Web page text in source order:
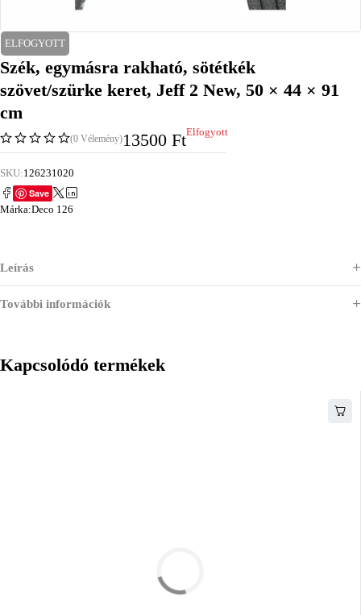
ELFOGYOTT
Szék, egymásra rakható, sötétkék
szövet/szürke keret, Jeff 2 New, 50 × 44 × 91
cm
(0 Vélemény)13500 FtElfogyott
SKU:126231020
Save
Márka:Deco 126
Leírás
További információk
Kapcsolódó termékek